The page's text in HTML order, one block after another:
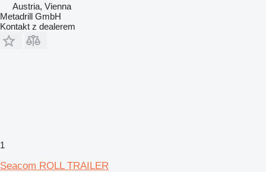
Austria, Vienna
Metadrill GmbH
Kontakt z dealerem
1
Seacom ROLL TRAILER